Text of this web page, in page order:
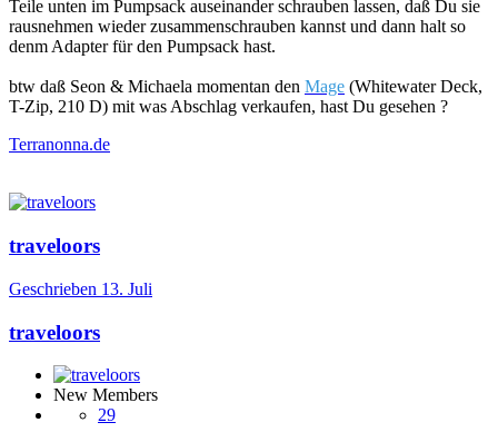
Teile unten im Pumpsack auseinander schrauben lassen, daß Du sie
rausnehmen wieder zusammenschrauben kannst und dann halt so
denm Adapter für den Pumpsack hast.
btw daß Seon & Michaela momentan den Mage (Whitewater Deck,
T-Zip, 210 D) mit was Abschlag verkaufen, hast Du gesehen ?
Terranonna.de
traveloors
Geschrieben 13. Juli
traveloors
New Members
29